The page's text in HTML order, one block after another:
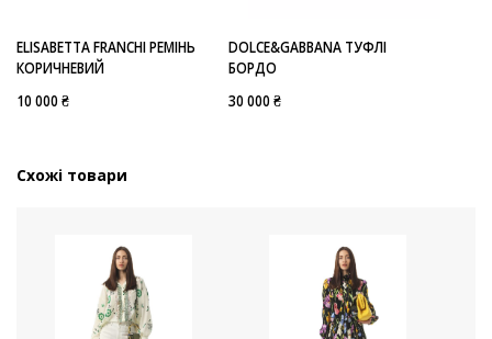
ELISABETTA FRANCHI РЕМІНЬ
КОРИЧНЕВИЙ
10 000 ₴
DOLCE&GABBANA ТУФЛІ
БОРДО
30 000 ₴
Схожі товари